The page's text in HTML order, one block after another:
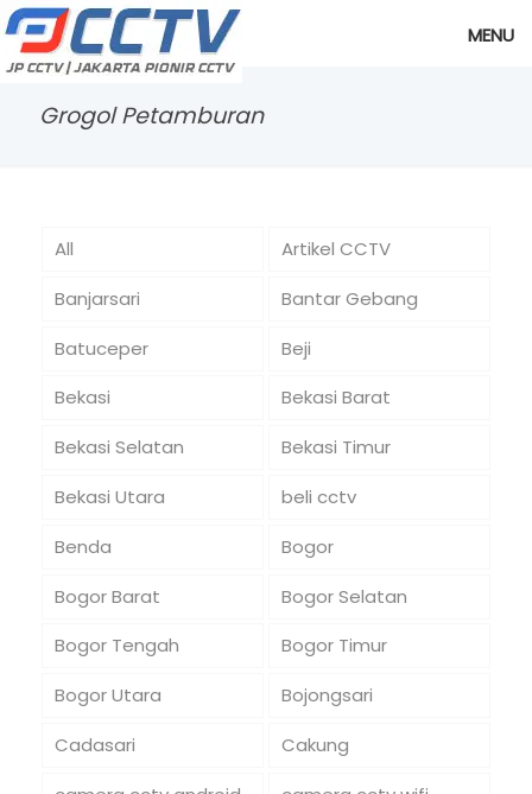
MENU
Grogol Petamburan
All
Artikel CCTV
Banjarsari
Bantar Gebang
Batuceper
Beji
Bekasi
Bekasi Barat
Bekasi Selatan
Bekasi Timur
Bekasi Utara
beli cctv
Benda
Bogor
Bogor Barat
Bogor Selatan
Bogor Tengah
Bogor Timur
Bogor Utara
Bojongsari
Cadasari
Cakung